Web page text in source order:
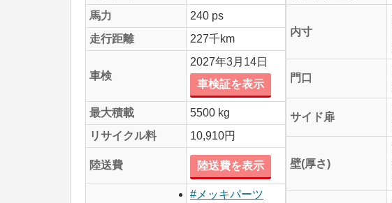
馬力
240 ps
走行距離
227千km
車検
2027年3月14日
車検証を表示
最大積載
5500 kg
リサイクル料
10,910円
陸送費 陸送費を表示
#メッキパーツ
内寸
門口
サイド扉
壁(厚さ)